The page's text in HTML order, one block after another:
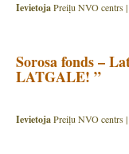
IevietojaPreiļu NVO centrs |
Sorosa fonds –
LATGALE! ”
IevietojaPreiļu NVO centrs |